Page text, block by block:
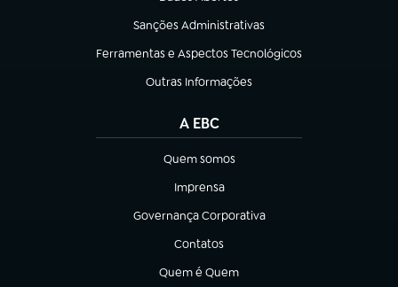
Sanções Administrativas
(abre em nova aba)
Ferramentas e Aspectos Tecnológicos
(abre em nova aba)
Outras Informações
(abre em nova aba)
A EBC
Quem somos
(abre em nova aba)
Imprensa
(abre em nova aba)
Governança Corporativa
(abre em nova aba)
Contatos
(abre em nova aba)
Quem é Quem
(abre em nova aba)